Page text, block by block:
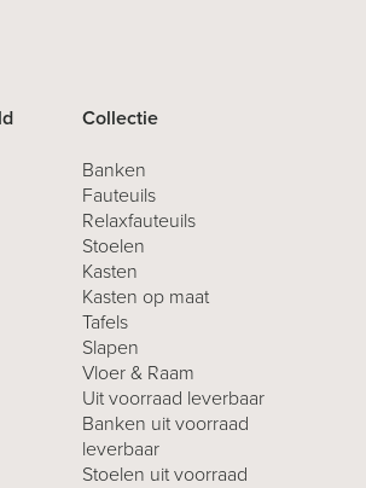
Collectie
Banken
Fauteuils
Relaxfauteuils
Stoelen
Kasten
Kasten op maat
Tafels
Slapen
Vloer & Raam
Uit voorraad leverbaar
Banken uit voorraad
leverbaar
Stoelen uit voorraad